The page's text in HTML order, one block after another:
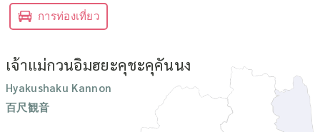
การท่องเที่ยว
เจ้าแม่กวนอิมฮยะคุชะคุคันนง
Hyakushaku Kannon
百尺観音